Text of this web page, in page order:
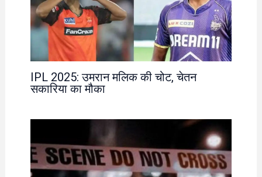
IPL 2025: उमरान मलिक की चोट, चेतन
सकारिया का मौका